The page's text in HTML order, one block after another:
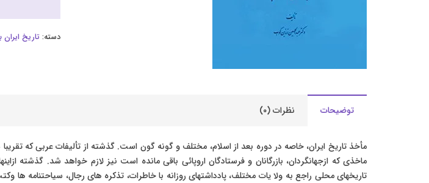
دسته: تاریخ ایران
توضیحات نظرات (۰)
مأخذ تاریخ ایران، خاصه در دوره بعد از اسلام، مختلف و گونه گون است. گذشته از تألیفات عربی که
ماخذی که ازجهانگردان، بازرگانان و فرستادگان اروپائی باقی مانده است نیز لازم خواهد شد. گذشته
تاریخهای محلی راجع به ولا یات مختلف، پادداشتهای روزانه با خاطرات، تذکره های رجال، سیاحتنامه ها